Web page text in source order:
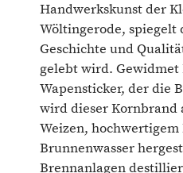
Handwerkskunst der
Wöltingerode, spiegelt
Geschichte und
gelebt wird. Gewidmet
Wapensticker, der die
wird dieser Kornbrand
Weizen,
Brunnenwasser
Brennanlagen